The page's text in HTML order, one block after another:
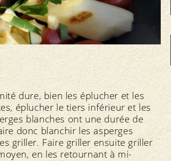
dure, bien les éplucher et les
éplucher le tiers inférieur et les
blanches ont une durée de
donc blanchir les asperges
griller. Faire griller ensuite griller
en les retournant à mi-